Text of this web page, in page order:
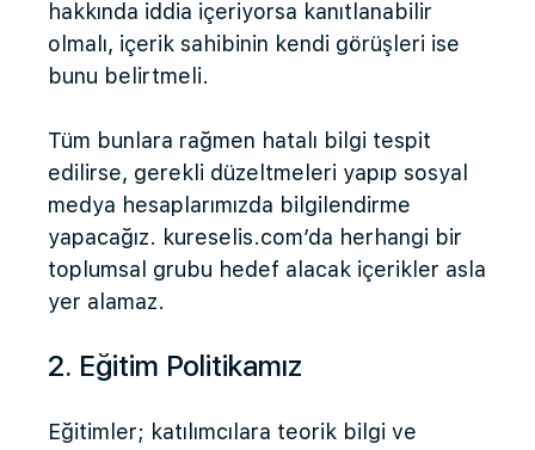
hakkında iddia içeriyorsa kanıtlanabilir
olmalı, içerik sahibinin kendi görüşleri ise
bunu belirtmeli.
Tüm bunlara rağmen hatalı bilgi tespit
edilirse, gerekli düzeltmeleri yapıp sosyal
medya hesaplarımızda bilgilendirme
yapacağız. kureselis.com’da herhangi bir
toplumsal grubu hedef alacak içerikler asla
yer alamaz.
2. Eğitim Politikamız
Eğitimler; katılımcılara teorik bilgi ve